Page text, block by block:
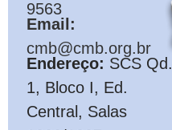
9563
Email:
cmb@cmb.org.br
Endereço: SCS Qd.
1, Bloco I, Ed.
Central, Salas